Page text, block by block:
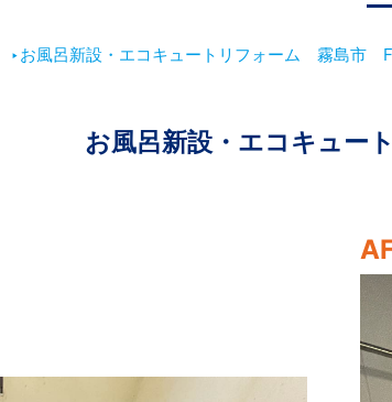
‣お風呂新設・エコキュートリフォーム 霧島市
お風呂新設・エコキュ